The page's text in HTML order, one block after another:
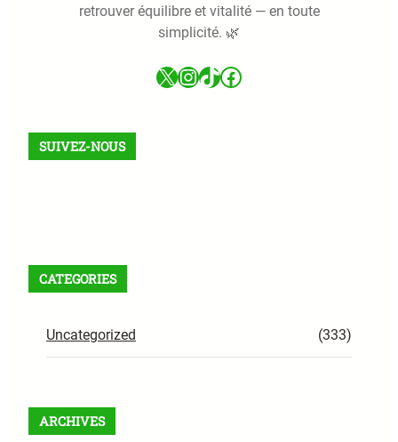
retrouver équilibre et vitalité — en toute
simplicité. 🌿
X InstagramTikTok Facebook
SUIVEZ-NOUS
CATEGORIES
Uncategorized (333)
ARCHIVES